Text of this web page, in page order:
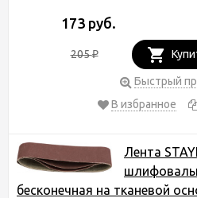
173 руб.
205₽
Быстрый
В избранное
Лента
бесконечная на тканевой